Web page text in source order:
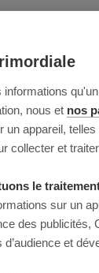
nous et nos
appareil,
collecter et
le
sur un
des publicités,
et
page
to try again,